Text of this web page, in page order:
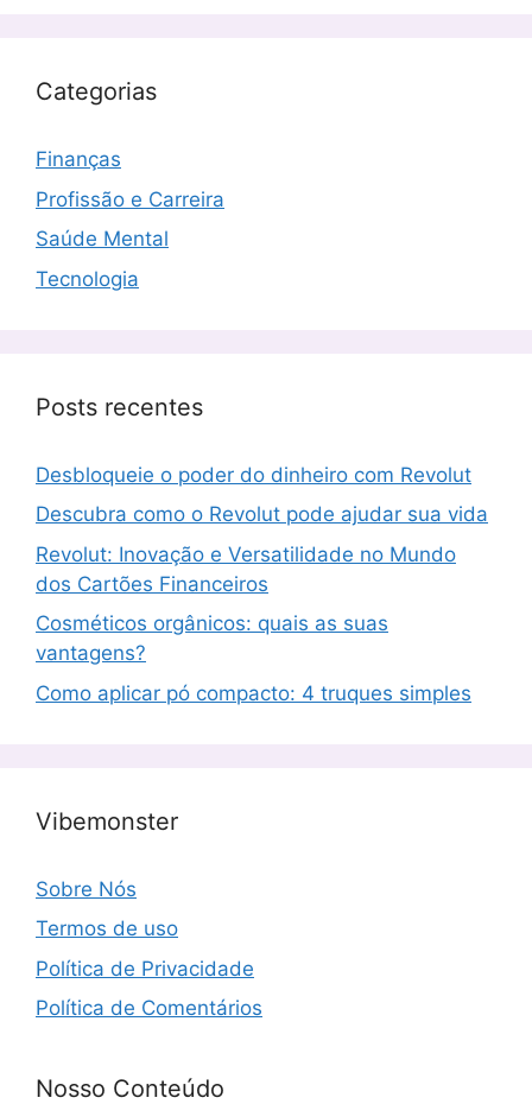
Categorias
Finanças
Profissão e Carreira
Saúde Mental
Tecnologia
Posts recentes
Desbloqueie o poder do dinheiro com Revolut
Descubra como o Revolut pode ajudar sua vida
Revolut: Inovação e Versatilidade no Mundo
dos Cartões Financeiros
Cosméticos orgânicos: quais as suas
vantagens?
Como aplicar pó compacto: 4 truques simples
Vibemonster
Sobre Nós
Termos de uso
Política de Privacidade
Política de Comentários
Nosso Conteúdo